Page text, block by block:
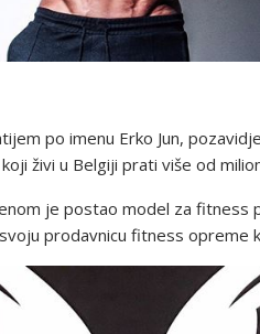
po imenu Erko Jun,
živi u Belgiji prati više od
je postao model za fitness
prodavnicu fitness opreme